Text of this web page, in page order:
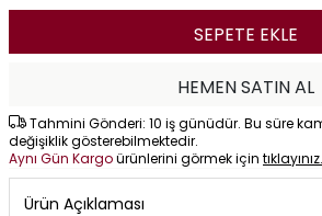
SEPETE EKLE
HEMEN SATIN AL
Tahmini Gönderi: 10 iş günüdür. Bu süre
değişiklik gösterebilmektedir.
Aynı Gün Kargoürünlerini görmek için tıklayınız.
Ürün Açıklaması